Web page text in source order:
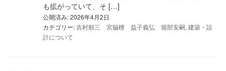
も拡がっていて、そ […]
公開済み: 2026年4月2日
カテゴリー:吉村順三 宮脇檀 益子義弘 堀部安嗣, 建築・設
計について